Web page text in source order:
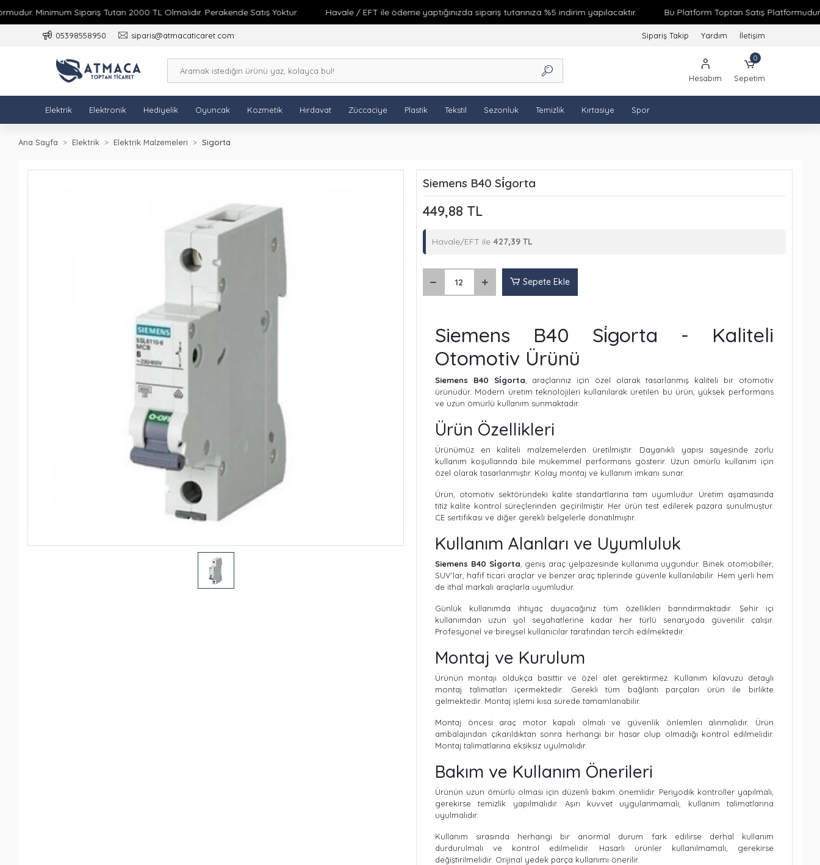
Minimum Sipariş Tutarı 2000 TL Olmalıdır. Perakende Satış Yoktur. Havale / EFT ile ödeme yaptığınızda sipariş tutarınıza %5 indirim yapılacaktır. Bu Platform Toptan Satış Platformudur.
05398558950 siparis@atmacaticaret.com Sipariş Takip Yardım İletişim
Hesabım
0
Sepetim
Elektrik Elektronik Hediyelik Oyuncak Kozmetik Hırdavat Züccaciye Plastik Tekstil Sezonluk Temizlik Kırtasiye Spor
Ana Sayfa Elektrik Elektrik Malzemeleri Sigorta
Siemens B40 Si̇gorta
449,88 TL
Havale/EFT ile 427,39 TL
Sepete Ekle
Siemens B40 Si̇gorta - Kaliteli
Otomotiv Ürünü
Siemens B40 Si̇gorta , araçlarınız için özel olarak tasarlanmış kaliteli bir otomotiv
ürünüdür. Modern üretim teknolojileri kullanılarak üretilen bu ürün, yüksek performans
ve uzun ömürlü kullanım sunmaktadır.
Ürün Özellikleri
Ürünümüz en kaliteli malzemelerden üretilmiştir. Dayanıklı yapısı sayesinde zorlu
kullanım koşullarında bile mükemmel performans gösterir. Uzun ömürlü kullanım için
özel olarak tasarlanmıştır. Kolay montaj ve kullanım imkanı sunar.
Ürün, otomotiv sektöründeki kalite standartlarına tam uyumludur. Üretim aşamasında
titiz kalite kontrol süreçlerinden geçirilmiştir. Her ürün test edilerek pazara sunulmuştur.
CE sertifikası ve diğer gerekli belgelerle donatılmıştır.
Kullanım Alanları ve Uyumluluk
Siemens B40 Si̇gorta , geniş araç yelpazesinde kullanıma uygundur. Binek otomobiller,
SUV'lar, hafif ticari araçlar ve benzer araç tiplerinde güvenle kullanılabilir. Hem yerli hem
de ithal markalı araçlarla uyumludur.
Günlük kullanımda ihtiyaç duyacağınız tüm özellikleri barındırmaktadır. Şehir içi
kullanımdan uzun yol seyahatlerine kadar her türlü senaryoda güvenilir çalışır.
Profesyonel ve bireysel kullanıcılar tarafından tercih edilmektedir.
Montaj ve Kurulum
Ürünün montajı oldukça basittir ve özel alet gerektirmez. Kullanım kılavuzu detaylı
montaj talimatları içermektedir. Gerekli tüm bağlantı parçaları ürün ile birlikte
gelmektedir. Montaj işlemi kısa sürede tamamlanabilir.
Montaj öncesi araç motor kapalı olmalı ve güvenlik önlemleri alınmalıdır. Ürün
ambalajından çıkarıldıktan sonra herhangi bir hasar olup olmadığı kontrol edilmelidir.
Montaj talimatlarına eksiksiz uyulmalıdır.
Bakım ve Kullanım Önerileri
Ürünün uzun ömürlü olması için düzenli bakım önemlidir. Periyodik kontroller yapılmalı,
gerekirse temizlik yapılmalıdır. Aşırı kuvvet uygulanmamalı, kullanım talimatlarına
uyulmalıdır.
Kullanım sırasında herhangi bir anormal durum fark edilirse derhal kullanım
durdurulmalı ve kontrol edilmelidir. Hasarlı ürünler kullanılmamalı, gerekirse
değiştirilmelidir. Orijinal yedek parça kullanımı önerilir.